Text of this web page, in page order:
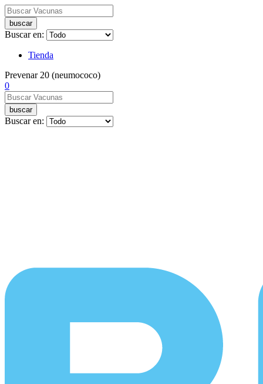
buscar
Buscar en:
Tienda
Prevenar 20 (neumococo)
0
buscar
Buscar en: